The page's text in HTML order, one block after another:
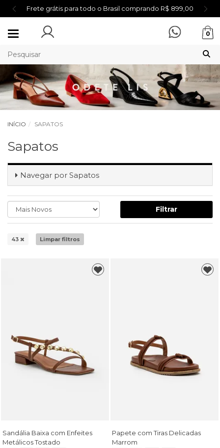
Frete grátis para todo o Brasil comprando R$ 899,00
Mudar
0
INÍCIO SAPATOS
Sapatos
Navegar por Sapatos
Filtrar
43 Limpar filtros
Sandália Baixa com Enfeites
Metálicos Tostado
Papete com Tiras Delicadas
Marrom